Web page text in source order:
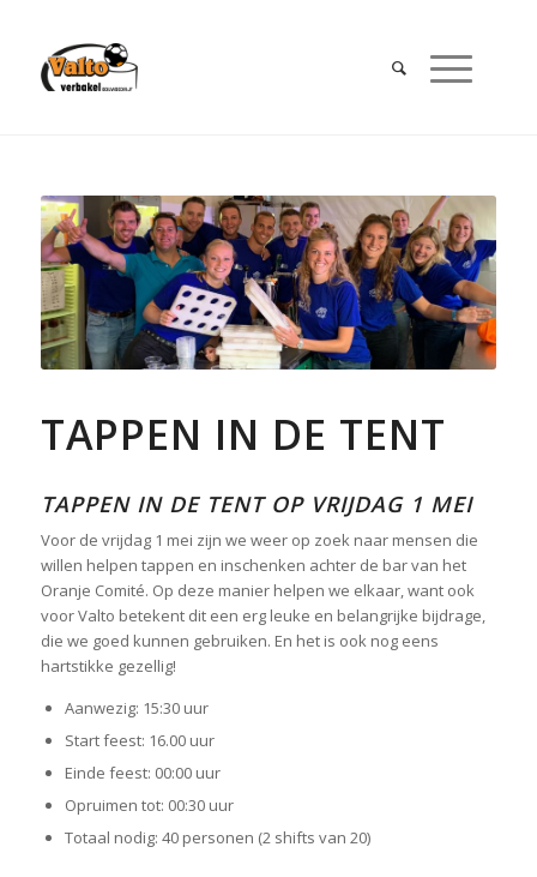
TAPPEN IN DE TENT
TAPPEN IN DE TENT OP VRIJDAG 1 MEI
Voor de vrijdag 1 mei zijn we weer op zoek naar mensen die
willen helpen tappen en inschenken achter de bar van het
Oranje Comité. Op deze manier helpen we elkaar, want ook
voor Valto betekent dit een erg leuke en belangrijke bijdrage,
die we goed kunnen gebruiken. En het is ook nog eens
hartstikke gezellig!
Aanwezig: 15:30 uur
Start feest: 16.00 uur
Einde feest: 00:00 uur
Opruimen tot: 00:30 uur
Totaal nodig: 40 personen (2 shifts van 20)